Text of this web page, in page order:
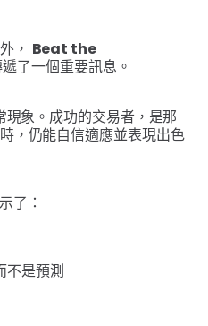
， Beat the
了一個重要訊息。
象。成功的交易者，是那
，仍能自信適應並表現出色
了：
不是預測